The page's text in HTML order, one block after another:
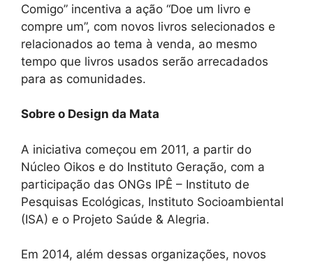
Comigo” incentiva a ação “Doe um livro e
compre um”, com novos livros selecionados e
relacionados ao tema à venda, ao mesmo
tempo que livros usados serão arrecadados
para as comunidades.
Sobre o Design da Mata
A iniciativa começou em 2011, a partir do
Núcleo Oikos e do Instituto Geração, com a
participação das ONGs IPÊ – Instituto de
Pesquisas Ecológicas, Instituto Socioambiental
(ISA) e o Projeto Saúde & Alegria.
Em 2014, além dessas organizações, novos